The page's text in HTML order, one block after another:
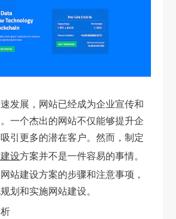
发展，网站已经成为企业宣传和
一个杰出的网站不仅能够提升企
引更多的潜在客户。然而，制定
设方案并不是一件容易的事情。
站建设方案的步骤和注意事项，
划和实施网站建设。